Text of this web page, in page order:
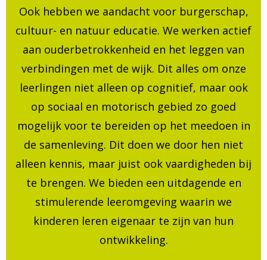
Ook hebben we aandacht voor burgerschap,
cultuur- en natuur educatie. We werken actief
aan ouderbetrokkenheid en het leggen van
verbindingen met de wijk. Dit alles om onze
leerlingen niet alleen op cognitief, maar ook
op sociaal en motorisch gebied zo goed
mogelijk voor te bereiden op het meedoen in
de samenleving. Dit doen we door hen niet
alleen kennis, maar juist ook vaardigheden bij
te brengen. We bieden een uitdagende en
stimulerende leeromgeving waarin we
kinderen leren eigenaar te zijn van hun
ontwikkeling.